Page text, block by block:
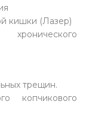
кишки (Лазер)
трещин.
копчикового